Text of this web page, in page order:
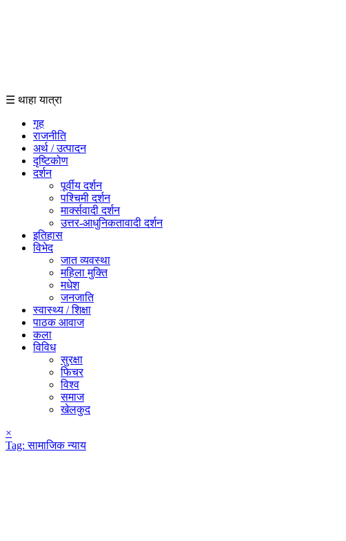
☰ थाहा यात्रा
गृह
राजनीति
अर्थ / उत्पादन
दृष्टिकोण
दर्शन
पूर्वीय दर्शन
पश्चिमी दर्शन
मार्क्सवादी दर्शन
उत्तर-आधुनिकतावादी दर्शन
इतिहास
विभेद
जात व्यवस्था
महिला मुक्ति
मधेश
जनजाति
स्वास्थ्य / शिक्षा
पाठक आवाज
कला
विविध
सुरक्षा
फिचर
विश्व
समाज
खेलकुद
×
Tag:सामाजिक न्याय